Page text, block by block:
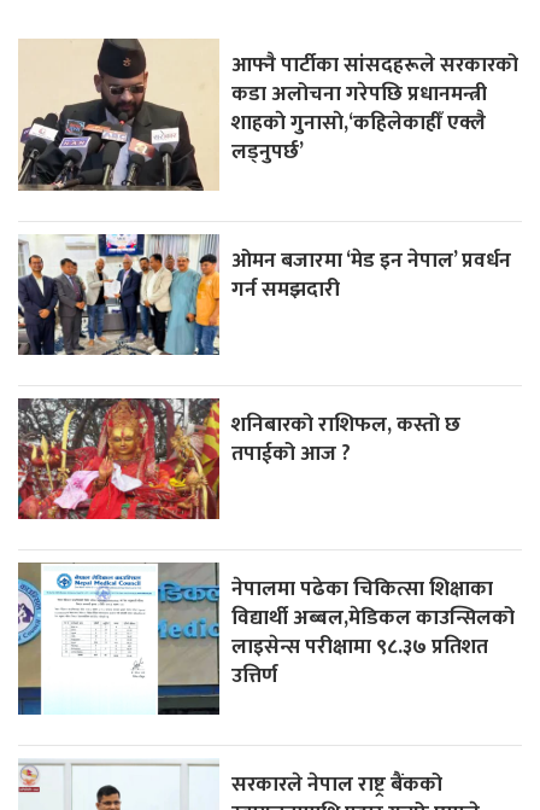
आफ्नै पार्टीका सांसदहरूले सरकारको
कडा अलोचना गरेपछि प्रधानमन्त्री
शाहकाे गुनासाे,‘कहिलेकाहीँ एक्लै
लड्नुपर्छ’
ओमन बजारमा ‘मेड इन नेपाल’ प्रवर्धन
गर्न समझदारी
शनिबारको राशिफल, कस्तो छ
तपाईको आज ?
नेपालमा पढेका चिकित्सा शिक्षाका
विद्यार्थी अब्बल,मेडिकल काउन्सिलको
लाइसेन्स परीक्षामा ९८.३७ प्रतिशत
उत्तिर्ण
सरकारले नेपाल राष्ट्र बैंकको